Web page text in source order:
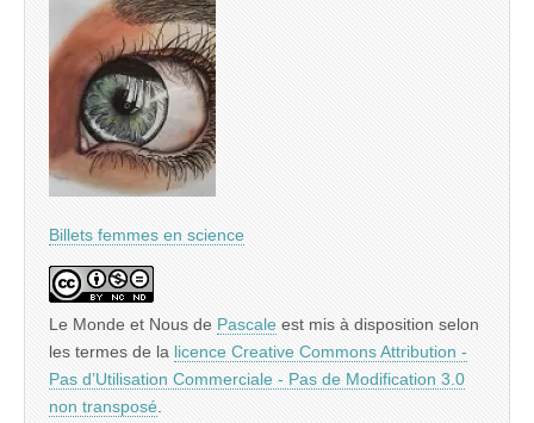
Billets femmes en science
Le Monde et Nous de Pascale est mis à disposition selon
les termes de la licence Creative Commons Attribution -
Pas d’Utilisation Commerciale - Pas de Modification 3.0
non transposé